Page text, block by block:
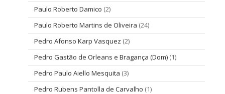
Paulo Roberto Damico (2)
Paulo Roberto Martins de Oliveira (24)
Pedro Afonso Karp Vasquez (2)
Pedro Gastão de Orleans e Bragança (Dom) (1)
Pedro Paulo Aiello Mesquita (3)
Pedro Rubens Pantolla de Carvalho (1)